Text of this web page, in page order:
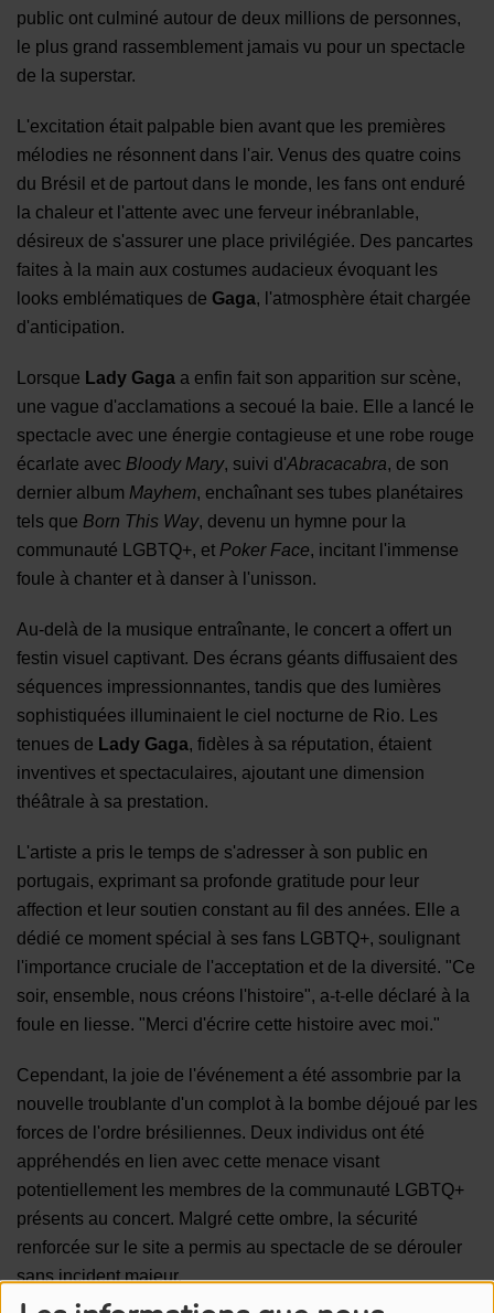
public ont culminé autour de deux millions de personnes,
le plus grand rassemblement jamais vu pour un spectacle
de la superstar.
L'excitation était palpable bien avant que les premières
mélodies ne résonnent dans l'air. Venus des quatre coins
du Brésil et de partout dans le monde, les fans ont enduré
la chaleur et l'attente avec une ferveur inébranlable,
désireux de s'assurer une place privilégiée. Des pancartes
faites à la main aux costumes audacieux évoquant les
looks emblématiques de Gaga, l'atmosphère était chargée
d'anticipation.
Lorsque Lady Gaga a enfin fait son apparition sur scène,
une vague d'acclamations a secoué la baie. Elle a lancé le
spectacle avec une énergie contagieuse et une robe rouge
écarlate avec Bloody Mary, suivi d'Abracacabra, de son
dernier album Mayhem, enchaînant ses tubes planétaires
tels que Born This Way, devenu un hymne pour la
communauté LGBTQ+, et Poker Face, incitant l'immense
foule à chanter et à danser à l'unisson.
Au-delà de la musique entraînante, le concert a offert un
festin visuel captivant. Des écrans géants diffusaient des
séquences impressionnantes, tandis que des lumières
sophistiquées illuminaient le ciel nocturne de Rio. Les
tenues de Lady Gaga, fidèles à sa réputation, étaient
inventives et spectaculaires, ajoutant une dimension
théâtrale à sa prestation.
L'artiste a pris le temps de s'adresser à son public en
portugais, exprimant sa profonde gratitude pour leur
affection et leur soutien constant au fil des années. Elle a
dédié ce moment spécial à ses fans LGBTQ+, soulignant
l'importance cruciale de l'acceptation et de la diversité. "Ce
soir, ensemble, nous créons l'histoire", a-t-elle déclaré à la
foule en liesse. "Merci d'écrire cette histoire avec moi."
Cependant, la joie de l'événement a été assombrie par la
nouvelle troublante d'un complot à la bombe déjoué par les
forces de l'ordre brésiliennes. Deux individus ont été
appréhendés en lien avec cette menace visant
potentiellement les membres de la communauté LGBTQ+
présents au concert. Malgré cette ombre, la sécurité
renforcée sur le site a permis au spectacle de se dérouler
sans incident majeur.